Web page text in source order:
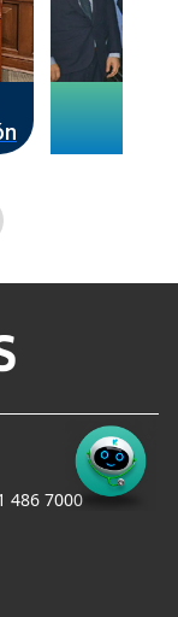
486 7000